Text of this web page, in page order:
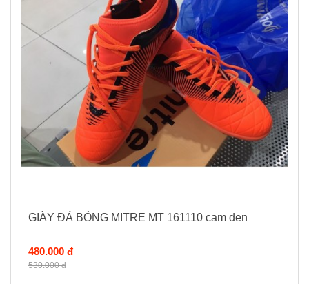
GIÀY ĐÁ BÓNG MITRE MT 161110 cam đen
480.000 đ
530.000 đ